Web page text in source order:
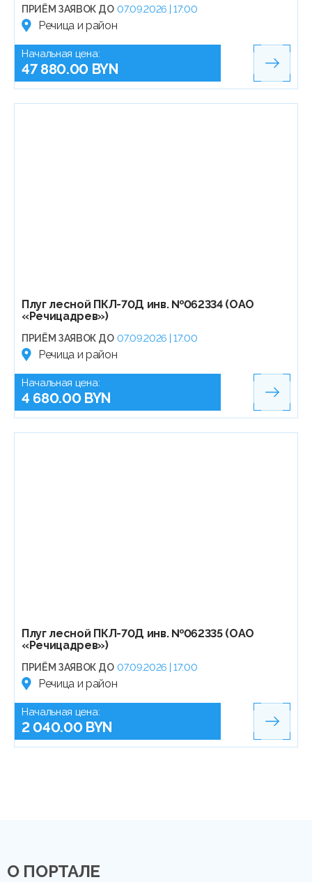
ПРИЁМ ЗАЯВОК ДО 07.09.2026 | 17:00
Речица и район
Начальная цена:
47 880.00 BYN
Плуг лесной ПКЛ-70Д инв. №062334 (ОАО
«Речицадрев»)
ПРИЁМ ЗАЯВОК ДО 07.09.2026 | 17:00
Речица и район
Начальная цена:
4 680.00 BYN
Плуг лесной ПКЛ-70Д инв. №062335 (ОАО
«Речицадрев»)
ПРИЁМ ЗАЯВОК ДО 07.09.2026 | 17:00
Речица и район
Начальная цена:
2 040.00 BYN
О ПОРТАЛЕ